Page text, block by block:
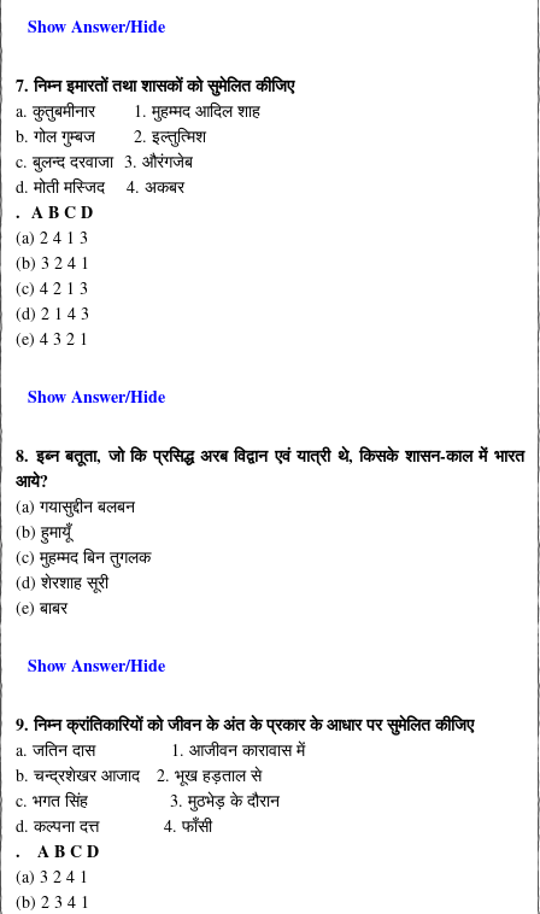
Show Answer/Hide
7. निम्न इमारतों तथा शासकों को सुमेलित कीजिए
a. कुतुबमीनार 1. मुहम्मद आदिल शाह
b. गोल गुम्बज 2. इल्तुत्मिश
c. बुलन्द दरवाजा 3. औरंगजेब
d. मोती मस्जिद 4. अकबर
. A B C D
(a) 2 4 1 3
(b) 3 2 4 1
(c) 4 2 1 3
(d) 2 1 4 3
(e) 4 3 2 1
Show Answer/Hide
8. इब्न बतूता, जो कि प्रसिद्ध अरब विद्वान एवं यात्री थे, किसके शासन-काल में भारत
आये?
(a) गयासुद्दीन बलबन
(b) हुमायूँ
(c) मुहम्मद बिन तुगलक
(d) शेरशाह सूरी
(e) बाबर
Show Answer/Hide
9. निम्न क्रांतिकारियों को जीवन के अंत के प्रकार के आधार पर सुमेलित कीजिए
a. जतिन दास 1. आजीवन कारावास में
b. चन्द्रशेखर आजाद 2. भूख हड़ताल से
c. भगत सिंह 3. मुठभेड़ के दौरान
d. कल्पना दत्त 4. फाँसी
. A B C D
(a) 3 2 4 1
(b) 2 3 4 1